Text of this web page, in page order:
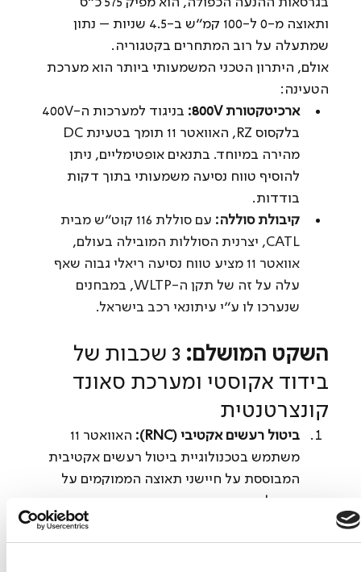
ותאוצה מ-0 ל-100 קמ"ש ב-4.5 שניות – נתון
שמתעלה על רוב המתחרים בקטגוריה.
אולם, היתרון הטכני המשמעותי ביותר הוא מערכת
הטעינה:
ארכיטקטורת 800V:
מהירה במיוחד. בתנאים אופטימליים, ניתן
להוסיף טווח נסיעה משמעותי בתוך דקות
בודדות.
קיבולת סוללה:
עם סוללת 116 קוט"ש מבית
CATL, יצרנית הסוללות המובילה בעולם,
אוואטר 11 מציע טווח נסיעה ריאלי גבוה שאף
עלה על זה של תקן ה-WLTP, במבחנים
שנערכו לו ע״י עיתונאי רכב בישראל.
השקט המושלם:
3 שכבות של
בידוד אקוסטי ומערכת סאונד
קונצרטנטית
ביטול רעשים אקטיבי (RNC):
משתמש בטכנולוגיית ביטול רעשים אקטיבית
המבוססת על חיישני תאוצה הממוקמים על
המתלים. המערכת מזהה תדרי כביש וצמיגים
ושולחת גל קול הפוך דרך 25 הרמקולים של
מערכת השמע המתקדמת מבית Meridian.